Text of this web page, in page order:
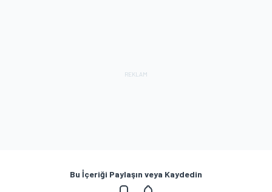
Bu İçeriği Paylaşın veya Kaydedin